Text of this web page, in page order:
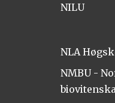
NILU
NLA
NMBU -